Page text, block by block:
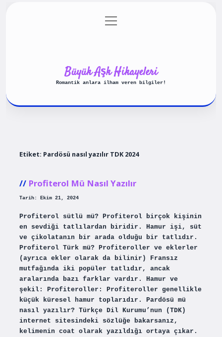
Gizlilik Politikası
menüyü
aç
Büyük Aşk Hikayeleri
Romantik anlara ilham veren bilgiler!
Etiket: Pardösü nasıl yazılır TDK 2024
Profiterol Mü Nasıl Yazılır
Tarih: Ekim 21, 2024
Profiterol sütlü mü? Profiterol birçok kişinin
en sevdiği tatlılardan biridir. Hamur işi, süt
ve çikolatanın bir arada olduğu bir tatlıdır.
Profiterol Türk mü? Profiteroller ve eklerler
(ayrıca ekler olarak da bilinir) Fransız
mutfağında iki popüler tatlıdır, ancak
aralarında bazı farklar vardır. Hamur ve
şekil: Profiteroller: Profiteroller genellikle
küçük küresel hamur toplarıdır. Pardösü mü
nasıl yazılır? Türkçe Dil Kurumu’nun (TDK)
internet sitesindeki sözlüğe bakarsanız,
kelimenin coat olarak yazıldığı ortaya çıkar.